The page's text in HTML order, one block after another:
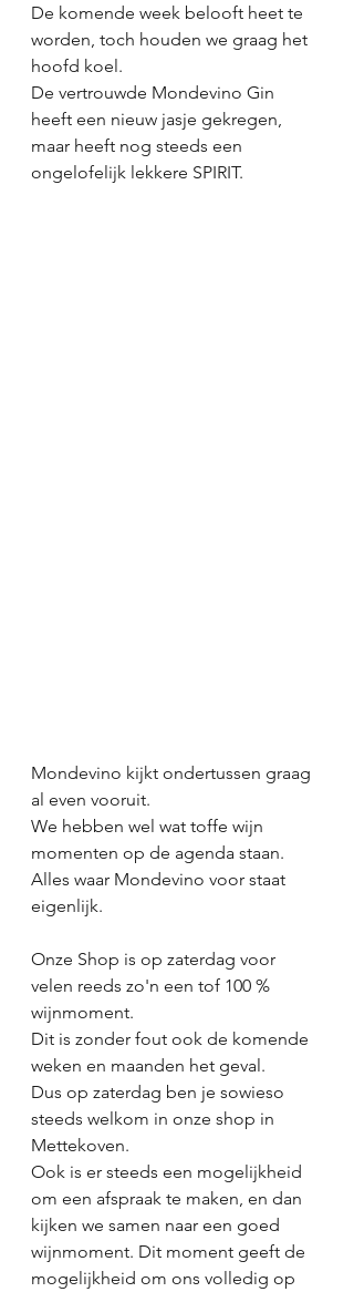
De komende week belooft heet te
worden, toch houden we graag het
hoofd koel.
De vertrouwde Mondevino Gin
heeft een nieuw jasje gekregen,
maar heeft nog steeds een
ongelofelijk lekkere SPIRIT.
Mondevino kijkt ondertussen graag
al even vooruit.
We hebben wel wat toffe wijn
momenten op de agenda staan.
Alles waar Mondevino voor staat
eigenlijk.
Onze Shop is op zaterdag voor
velen reeds zo'n een tof 100 %
wijnmoment.
Dit is zonder fout ook de komende
weken en maanden het geval.
Dus op zaterdag ben je sowieso
steeds welkom in onze shop in
Mettekoven.
Ook is er steeds een mogelijkheid
om een afspraak te maken, en dan
kijken we samen naar een goed
wijnmoment. Dit moment geeft de
mogelijkheid om ons volledig op